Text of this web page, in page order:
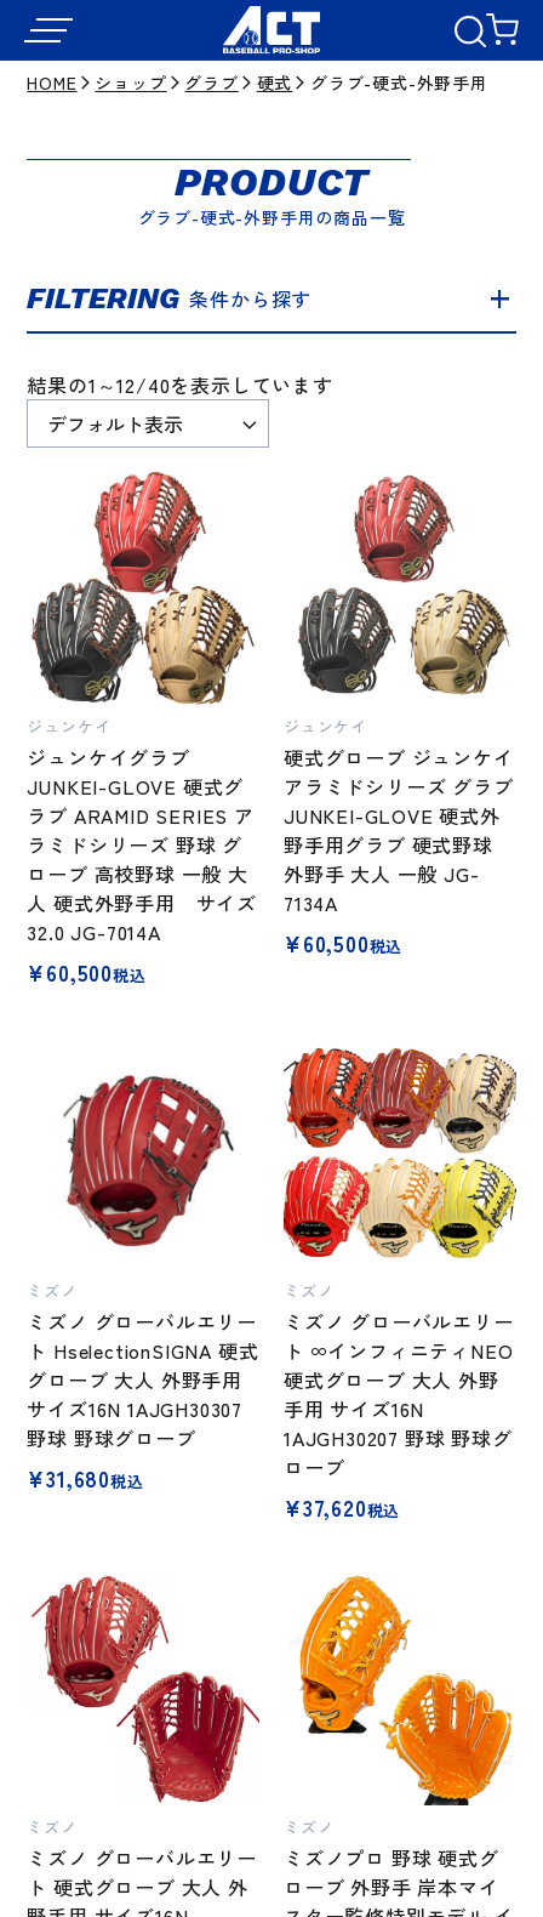
HOME ショップ グラブ 硬式 グラブ-硬式-外野手用
グラブ-硬式-外野手用の商品一覧
PRODUCT
FILTERING 条件から探す
結果の1～12/40を表示しています
ジュンケイ
ジュンケイグラブ
JUNKEI-GLOVE 硬式グ
ラブ ARAMID SERIES ア
ラミドシリーズ 野球 グ
ローブ 高校野球 一般 大
人 硬式外野手用 サイズ
32.0 JG-7014A
¥60,500税込
ジュンケイ
硬式グローブ ジュンケイ
アラミドシリーズ グラブ
JUNKEI-GLOVE 硬式外
野手用グラブ 硬式野球
外野手 大人 一般 JG-
7134A
¥60,500税込
ミズノ
ミズノ グローバルエリー
ト HselectionSIGNA 硬式
グローブ 大人 外野手用
サイズ16N 1AJGH30307
野球 野球グローブ
¥31,680税込
ミズノ
ミズノ グローバルエリー
ト ∞インフィニティNEO
硬式グローブ 大人 外野
手用 サイズ16N
1AJGH30207 野球 野球グ
ローブ
¥37,620税込
ミズノ
ミズノ グローバルエリー
ト 硬式グローブ 大人 外
ミズノ
ミズノプロ 野球 硬式グ
ローブ 外野手 岸本マイ